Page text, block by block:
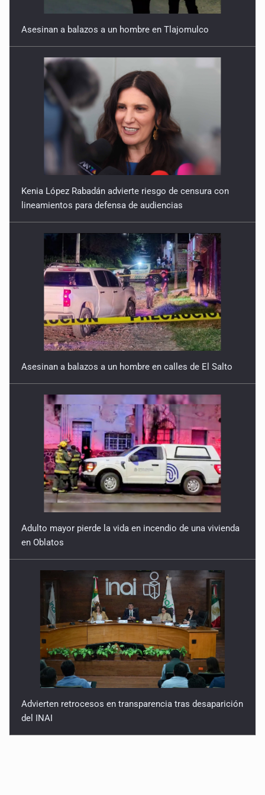
22 de Julio de 2026
Quinto Patio
21 de Julio de 2026
Quinto Patio
20 de Julio de 2026
Quinto Patio
18 de Julio de 2026
Quinto Patio
17 de Julio de 2026
Quinto Patio
16 de Julio de 2026
Quinto Patio
15 de Julio de 2026
Asesinan a balazos a un hombre en Tlajomulco
Kenia López Rabadán advierte riesgo de censura con
lineamientos para defensa de audiencias
Asesinan a balazos a un hombre en calles de El Salto
Adulto mayor pierde la vida en incendio de una vivienda
en Oblatos
Advierten retrocesos en transparencia tras desaparición
del INAI